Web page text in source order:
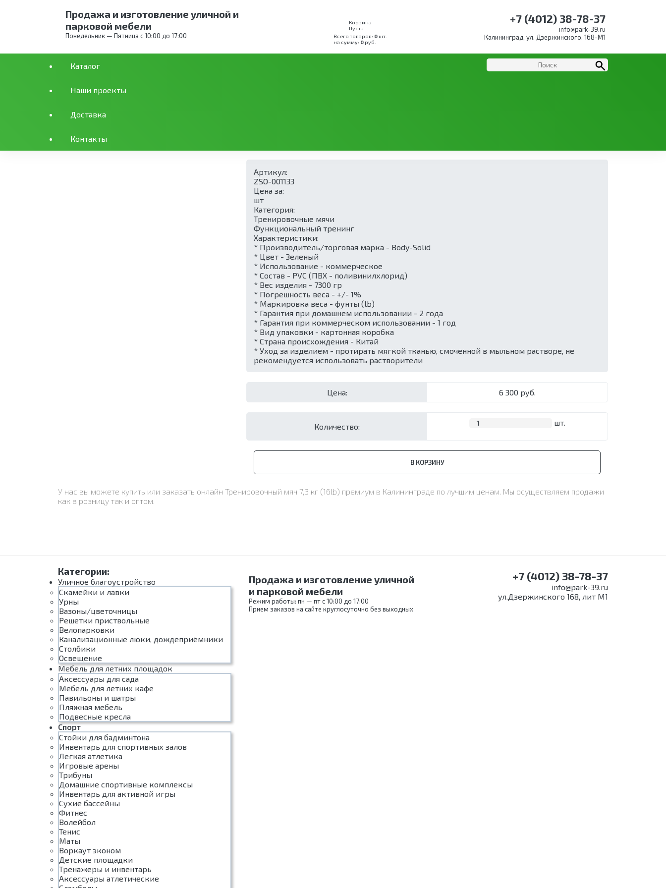
Продажа и изготовление уличной и
парковой мебели
Понедельник — Пятница с 10:00 до 17:00
Корзина
Пуста
Всего товаров: 0шт.
на сумму: 0руб.
+7 (4012) 38-78-37
info@park-39.ru
Калининград, ул. Дзержинского, 168-М1
Каталог
Наши проекты
Доставка
Контакты
Каталог
Артикул:
ZSO-001133
Цена за:
шт
Категория:
Тренировочные мячи
Функциональный тренинг
Характеристики:
* Производитель/торговая марка - Body-Solid
* Цвет - Зеленый
* Использование - коммерческое
* Состав - PVC (ПВХ - поливинилхлорид)
* Вес изделия - 7300 гр
* Погрешность веса - +/- 1%
* Маркировка веса - фунты (lb)
* Гарантия при домашнем использовании - 2 года
* Гарантия при коммерческом использовании - 1 год
* Вид упаковки - картонная коробка
* Страна происхождения - Китай
* Уход за изделием - протирать мягкой тканью, смоченной в мыльном растворе, не
рекомендуется использовать растворители
Цена: 6 300 руб.
Количество: шт.
В КОРЗИНУ
У нас вы можете купить или заказать онлайн Тренировочный мяч 7,3 кг (16lb) премиум в Калининграде по лучшим ценам. Мы осуществляем продажи
как в розницу так и оптом.
Категории:
Уличное благоустройство
Скамейки и лавки
Урны
Вазоны/цветочницы
Решетки приствольные
Велопарковки
Канализационные люки, дождеприёмники
Столбики
Освещение
Мебель для летних площадок
Аксессуары для сада
Мебель для летних кафе
Павильоны и шатры
Пляжная мебель
Подвесные кресла
Спорт
Стойки для бадминтона
Инвентарь для спортивных залов
Легкая атлетика
Игровые арены
Трибуны
Домашние спортивные комплексы
Инвентарь для активной игры
Сухие бассейны
Фитнес
Волейбол
Тенис
Маты
Воркаут эконом
Детские площадки
Тренажеры и инвентарь
Аксессуары атлетические
Продажа и изготовление уличной
и парковой мебели
Режим работы: пн — пт с 10:00 до 17:00
Прием заказов на сайте круглосуточно без выходных
+7 (4012) 38-78-37
info@park-39.ru
ул.Дзержинского 168, лит М1